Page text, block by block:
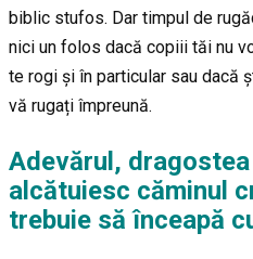
biblic stufos. Dar timpul de
nici un folos dacă copiii tăi nu
te rogi și în particular sau dacă
vă rugați împreună.
Adevărul,
alcătuiesc căminul
trebuie să înceapă